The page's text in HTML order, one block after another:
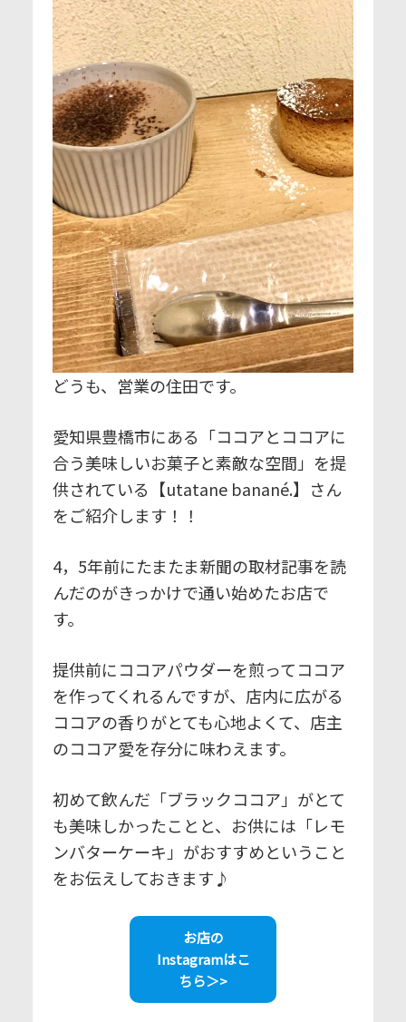
どうも、営業の住田です。
愛知県豊橋市にある「ココアとココアに
合う美味しいお菓子と素敵な空間」を提
供されている【utatane banané.】さん
をご紹介します！！
4，5年前にたまたま新聞の取材記事を読
んだのがきっかけで通い始めたお店で
す。
提供前にココアパウダーを煎ってココア
を作ってくれるんですが、店内に広がる
ココアの香りがとても心地よくて、店主
のココア愛を存分に味わえます。
初めて飲んだ「ブラックココア」がとて
も美味しかったことと、お供には「レモ
ンバターケーキ」がおすすめということ
をお伝えしておきます♪
お店の
Instagramはこ
ちら＞>